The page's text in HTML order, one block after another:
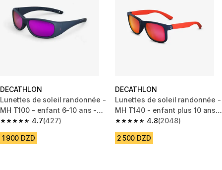
DECATHLON
Lunettes de soleil randonnée -
MH T100 - enfant 6-10 ans -
catégorie 34.7
4.7 out of 5 stars from 427 reviews
(427)
1 900 DZD
DECATHLON
Lunettes de soleil randonnée -
MH T140 - enfant plus 10 ans -
catégorie 34.8
4.8 out of 5 stars from 2048
(2048)
2 500 DZD